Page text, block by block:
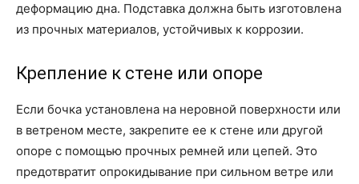
деформацию дна. Подставка должна быть изготовлена
из прочных материалов, устойчивых к коррозии.
Крепление к стене или опоре
Если бочка установлена на неровной поверхности или
в ветреном месте, закрепите ее к стене или другой
опоре с помощью прочных ремней или цепей. Это
предотвратит опрокидывание при сильном ветре или